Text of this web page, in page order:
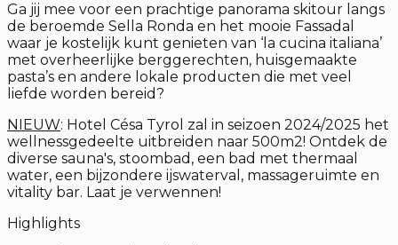
Ga jij mee voor een prachtige panorama skitour langs
de beroemde Sella Ronda en het mooie Fassadal
waar je kostelijk kunt genieten van ‘la cucina italiana’
met overheerlijke berggerechten, huisgemaakte
pasta’s en andere lokale producten die met veel
liefde worden bereid?
NIEUW: Hotel Césa Tyrol zal in seizoen 2024/2025 het
wellnessgedeelte uitbreiden naar 500m2! Ontdek de
diverse sauna's, stoombad, een bad met thermaal
water, een bijzondere ijswaterval, massageruimte en
vitality bar. Laat je verwennen!
Highlights